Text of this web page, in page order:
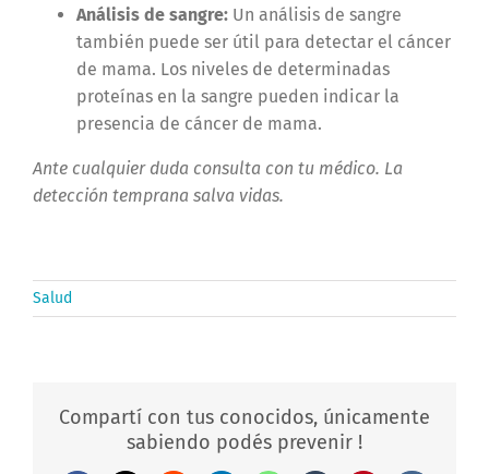
Análisis de sangre: Un análisis de sangre
también puede ser útil para detectar el cáncer
de mama. Los niveles de determinadas
proteínas en la sangre pueden indicar la
presencia de cáncer de mama.
Ante cualquier duda consulta con tu médico. La
detección temprana salva vidas.
Salud
Compartí con tus conocidos, únicamente
sabiendo podés prevenir !